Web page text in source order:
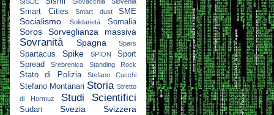
Smart Cities Smart dust SME
Socialismo Solidarietà Somalia
Soros Sorveglianza massiva
Sovranità Spagna Spars
Spartacus Spike SPION
Sport
Spread
Srebrenica Standing Rock
Stato di Polizia Stefano Cucchi
Stefano Montanari Storia Stretto
di Hormuz
Studi Scientifici
Sudan Svezia Svizzera